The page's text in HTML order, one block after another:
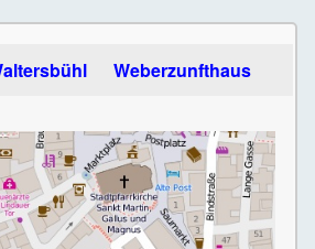
navigate between tabsWeberzunfthaus